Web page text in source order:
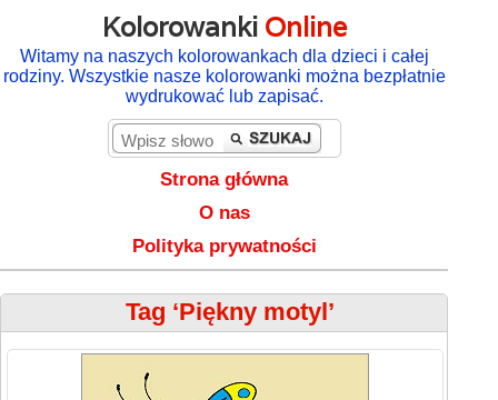
Kolorowanki Online
Witamy na naszych kolorowankach dla dzieci i całej
rodziny. Wszystkie nasze kolorowanki można bezpłatnie
wydrukować lub zapisać.
Strona główna
O nas
Polityka prywatności
Tag ‘Piękny motyl’